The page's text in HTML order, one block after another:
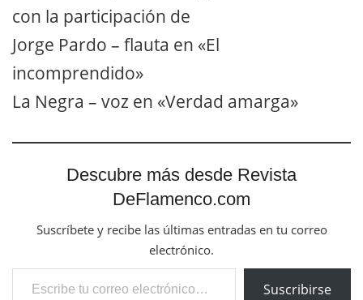
con la participación de
Jorge Pardo – flauta en «El
incomprendido»
La Negra – voz en «Verdad amarga»
Descubre más desde Revista
DeFlamenco.com
Suscríbete y recibe las últimas entradas en tu correo
electrónico.
Escribe tu correo electrónico…
Suscribirse